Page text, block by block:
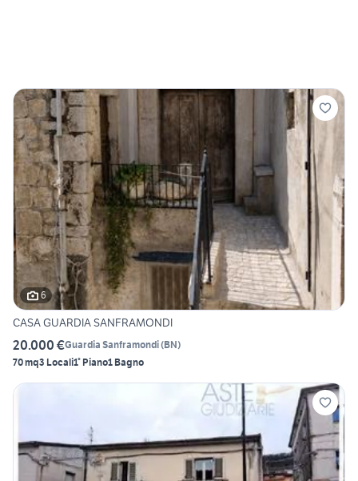
6
CASA GUARDIA SANFRAMONDI
20.000 €Guardia Sanframondi(BN)
70 mq3 Locali1° Piano1 Bagno